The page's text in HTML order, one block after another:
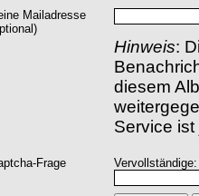
Mailadresse
Hinweis:
diesem
Service
Frage